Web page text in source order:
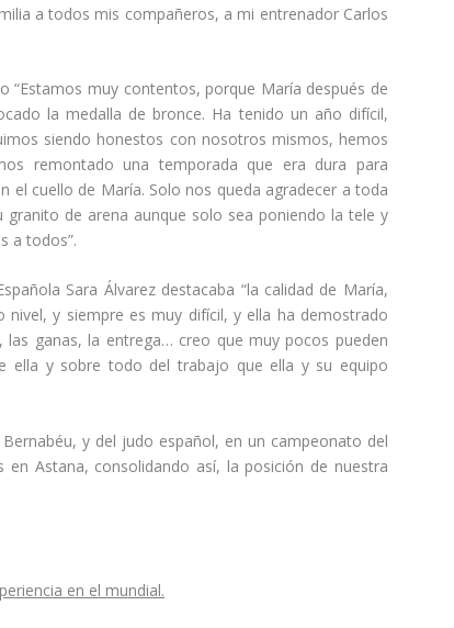
a todos mis compañeros, a mi entrenador Carlos
“Estamos muy contentos, porque María después de
la medalla de bronce. Ha tenido un año difícil,
siendo honestos con nosotros mismos, hemos
remontado una temporada que era dura para
el cuello de María. Solo nos queda agradecer a toda
de arena aunque solo sea poniendo la tele y
a todos”.
Sara Álvarez destacaba “la calidad de María,
y siempre es muy difícil, y ella ha demostrado
ganas, la entrega… creo que muy pocos pueden
ella y sobre todo del trabajo que ella y su equipo
y del judo español, en un campeonato del
Astana, consolidando así, la posición de nuestra
en el mundial.